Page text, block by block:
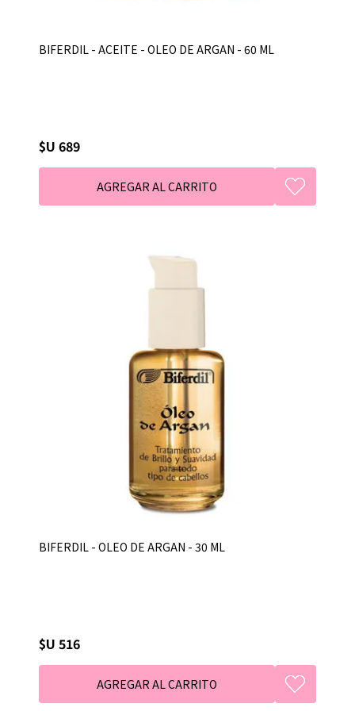
BIFERDIL - ACEITE - OLEO DE ARGAN - 60 ML
$U 689
BIFERDIL - OLEO DE ARGAN - 30 ML
$U 516